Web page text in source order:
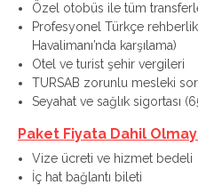
Özel otobüs ile tüm
Profesyonel Türkçe
Havalimanı’nda karşılama)
Otel ve turist şehir vergileri
TURSAB zorunlu mesleki
Seyahat ve sağlık sigortası
Paket Fiyata Dahil
Vize ücreti ve hizmet bedeli
İç hat bağlantı bileti